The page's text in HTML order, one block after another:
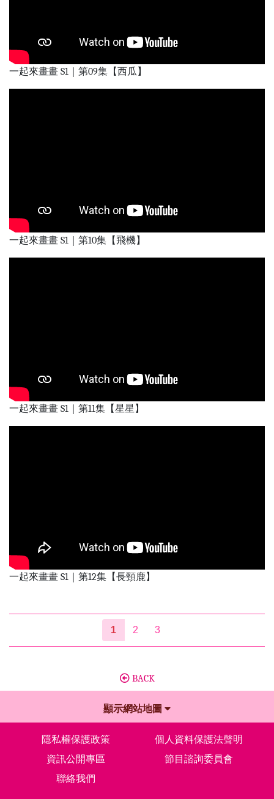
一起來畫畫 S1｜第09集【西瓜】
一起來畫畫 S1｜第10集【飛機】
一起來畫畫 S1｜第11集【星星】
一起來畫畫 S1｜第12集【長頸鹿】
1 2 3
BACK
顯示網站地圖
隱私權保護政策
個人資料保護法聲明
資訊公開專區
節目諮詢委員會
聯絡我們